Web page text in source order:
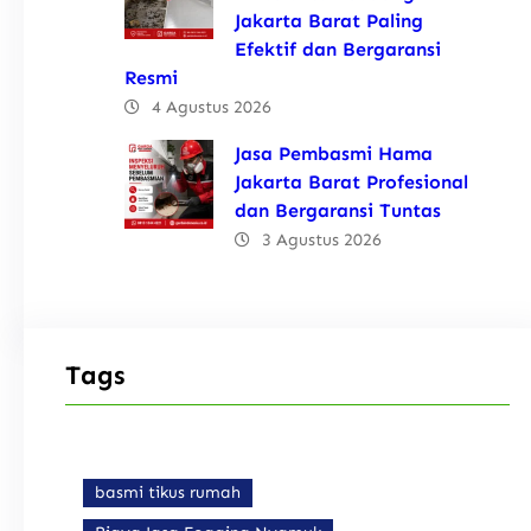
Jakarta Barat Paling
Efektif dan Bergaransi
Resmi
4 Agustus 2026
Jasa Pembasmi Hama
Jakarta Barat Profesional
dan Bergaransi Tuntas
3 Agustus 2026
Tags
basmi tikus rumah